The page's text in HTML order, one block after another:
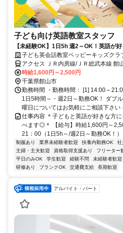
子ども向け英語教室スタッフ
【未経験OK】1日5h 週2～OK！英語が
(夫)/学生も活躍中！
子ども英会話教室ペッピーキッズク
アクセス ＪＲ内房線/ＪＲ総武本線 館
「館山駅」より徒歩4分 ／近隣教室へ
時給1,600円～2,500円
千葉県館山市
勤務時間 ・勤務時間： [1] 14:00～
1日5時間～・週2日～勤務OK！ ダブ
曜日についてはお気軽にご相談下さ
仕事内容 ＊子どもと英語が好きな方
べます◎＊ 【給与】時給1,600円～
21：00（1日5h～/週2日～勤務OK！
制服あり 業界未経験者歓迎 扶養内勤務OK 社
主婦・主夫歓迎
資格取得支援あり フリーター
平日のみOK
学生歓迎 経験不問 未経験者歓迎
研修あり
ブランクOK 交通費支給 長期歓迎
アルバイト・パート